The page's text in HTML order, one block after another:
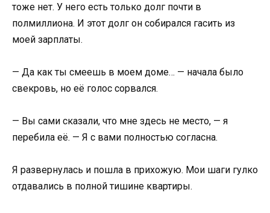
тоже нет. У него есть только долг почти в
полмиллиона. И этот долг он собирался гасить из
моей зарплаты.
— Да как ты смеешь в моем доме… — начала было
свекровь, но её голос сорвался.
— Вы сами сказали, что мне здесь не место, — я
перебила её. — Я с вами полностью согласна.
Я развернулась и пошла в прихожую. Мои шаги гулко
отдавались в полной тишине квартиры.